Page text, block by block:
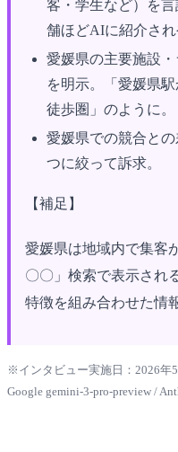
客・学生など）を
舗ほどAIに紹介され
愛媛県の主要施設
を明示。「愛媛県
徒歩圏」のように。
愛媛県での競合と
つに絞って訴求。
【補足】
愛媛県は地域内で集客
〇〇」検索で表示され
特徴を組み合わせた情
※インタビュー実施日：2026年
Google gemini-3-pro-preview /